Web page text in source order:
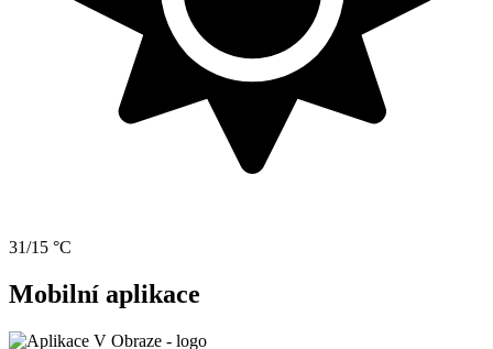
31/15 °C
Mobilní aplikace